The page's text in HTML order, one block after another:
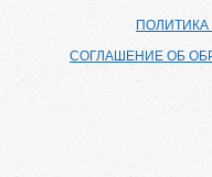
СОГЛАШЕНИЕ ОБ